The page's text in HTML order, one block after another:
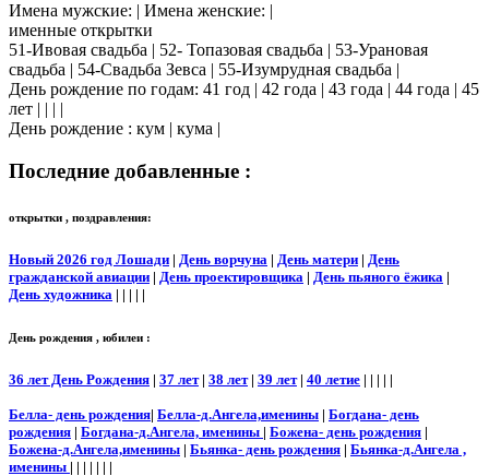
Имена мужские: | Имена женские: |
именные открытки
51-Ивовая свадьба | 52- Топазовая свадьба | 53-Урановая
свадьба | 54-Свадьба Зевса | 55-Изумрудная свадьба |
День рождение по годам: 41 год | 42 года | 43 года | 44 года | 45
лет | | | |
День рождение : кум | кума |
Последние добавленные :
открытки , поздравления:
Новый 2026 год Лошади | День ворчуна | День матери | День
гражданской авиации | День проектировщика | День пьяного ёжика |
День художника | | | | |
День рождения , юбилеи :
36 лет День Рождения | 37 лет| 38 лет| 39 лет| 40 летие | | | | |
Белла- день рождения| Белла-д.Ангела,именины | Богдана- день
рождения | Богдана-д.Ангела, именины | Божена- день рождения |
Божена-д.Ангела,именины | Бьянка- день рождения | Бьянка-д.Ангела ,
именины | | | | | | |